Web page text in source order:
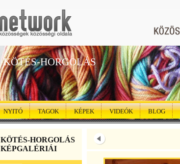
KÖTÉS-HORGOLÁS
NYITÓ TAGOK KÉPEK VIDEÓK BLOG
KÖTÉS-HORGOLÁS
KÉPGALÉRIÁI